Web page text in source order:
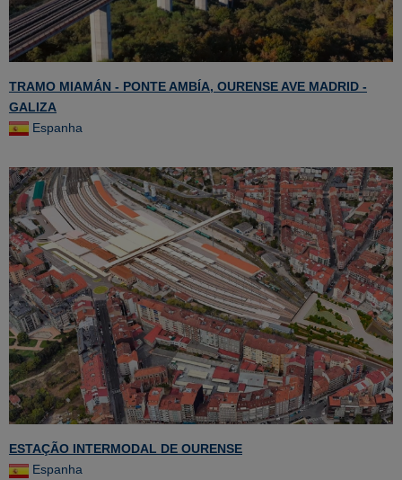
TRAMO MIAMÁN - PONTE AMBÍA, OURENSE AVE MADRID -
GALIZA
Espanha
ESTAÇÃO INTERMODAL DE OURENSE
Espanha